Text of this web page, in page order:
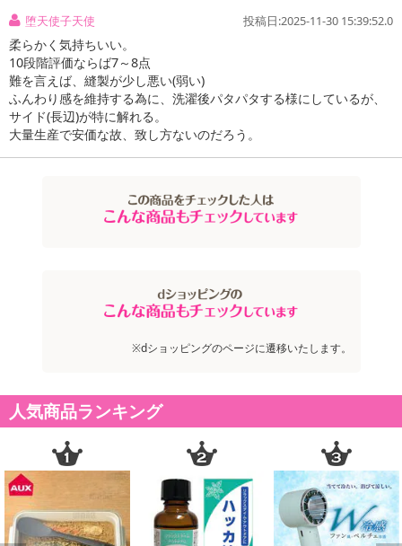
堕天使子天使 投稿日:2025-11-30 15:39:52.0
柔らかく気持ちいい。
10段階評価ならば7～8点
難を言えば、縫製が少し悪い(弱い)
ふんわり感を維持する為に、洗濯後パタパタする様にしているが、
サイド(長辺)が特に解れる。
大量生産で安価な故、致し方ないのだろう。
※dショッピングのページに遷移いたします。
人気商品ランキング